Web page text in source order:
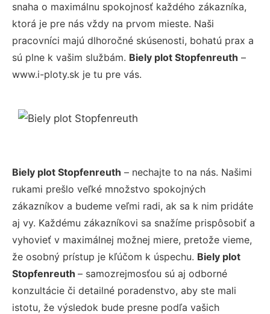
snaha o maximálnu spokojnosť každého zákazníka,
ktorá je pre nás vždy na prvom mieste. Naši
pracovníci majú dlhoročné skúsenosti, bohatú prax a
sú plne k vašim službám. Biely plot Stopfenreuth –
www.i-ploty.sk je tu pre vás.
Biely plot Stopfenreuth – nechajte to na nás. Našimi
rukami prešlo veľké množstvo spokojných
zákazníkov a budeme veľmi radi, ak sa k nim pridáte
aj vy. Každému zákazníkovi sa snažíme prispôsobiť a
vyhovieť v maximálnej možnej miere, pretože vieme,
že osobný prístup je kľúčom k úspechu. Biely plot
Stopfenreuth – samozrejmosťou sú aj odborné
konzultácie či detailné poradenstvo, aby ste mali
istotu, že výsledok bude presne podľa vašich